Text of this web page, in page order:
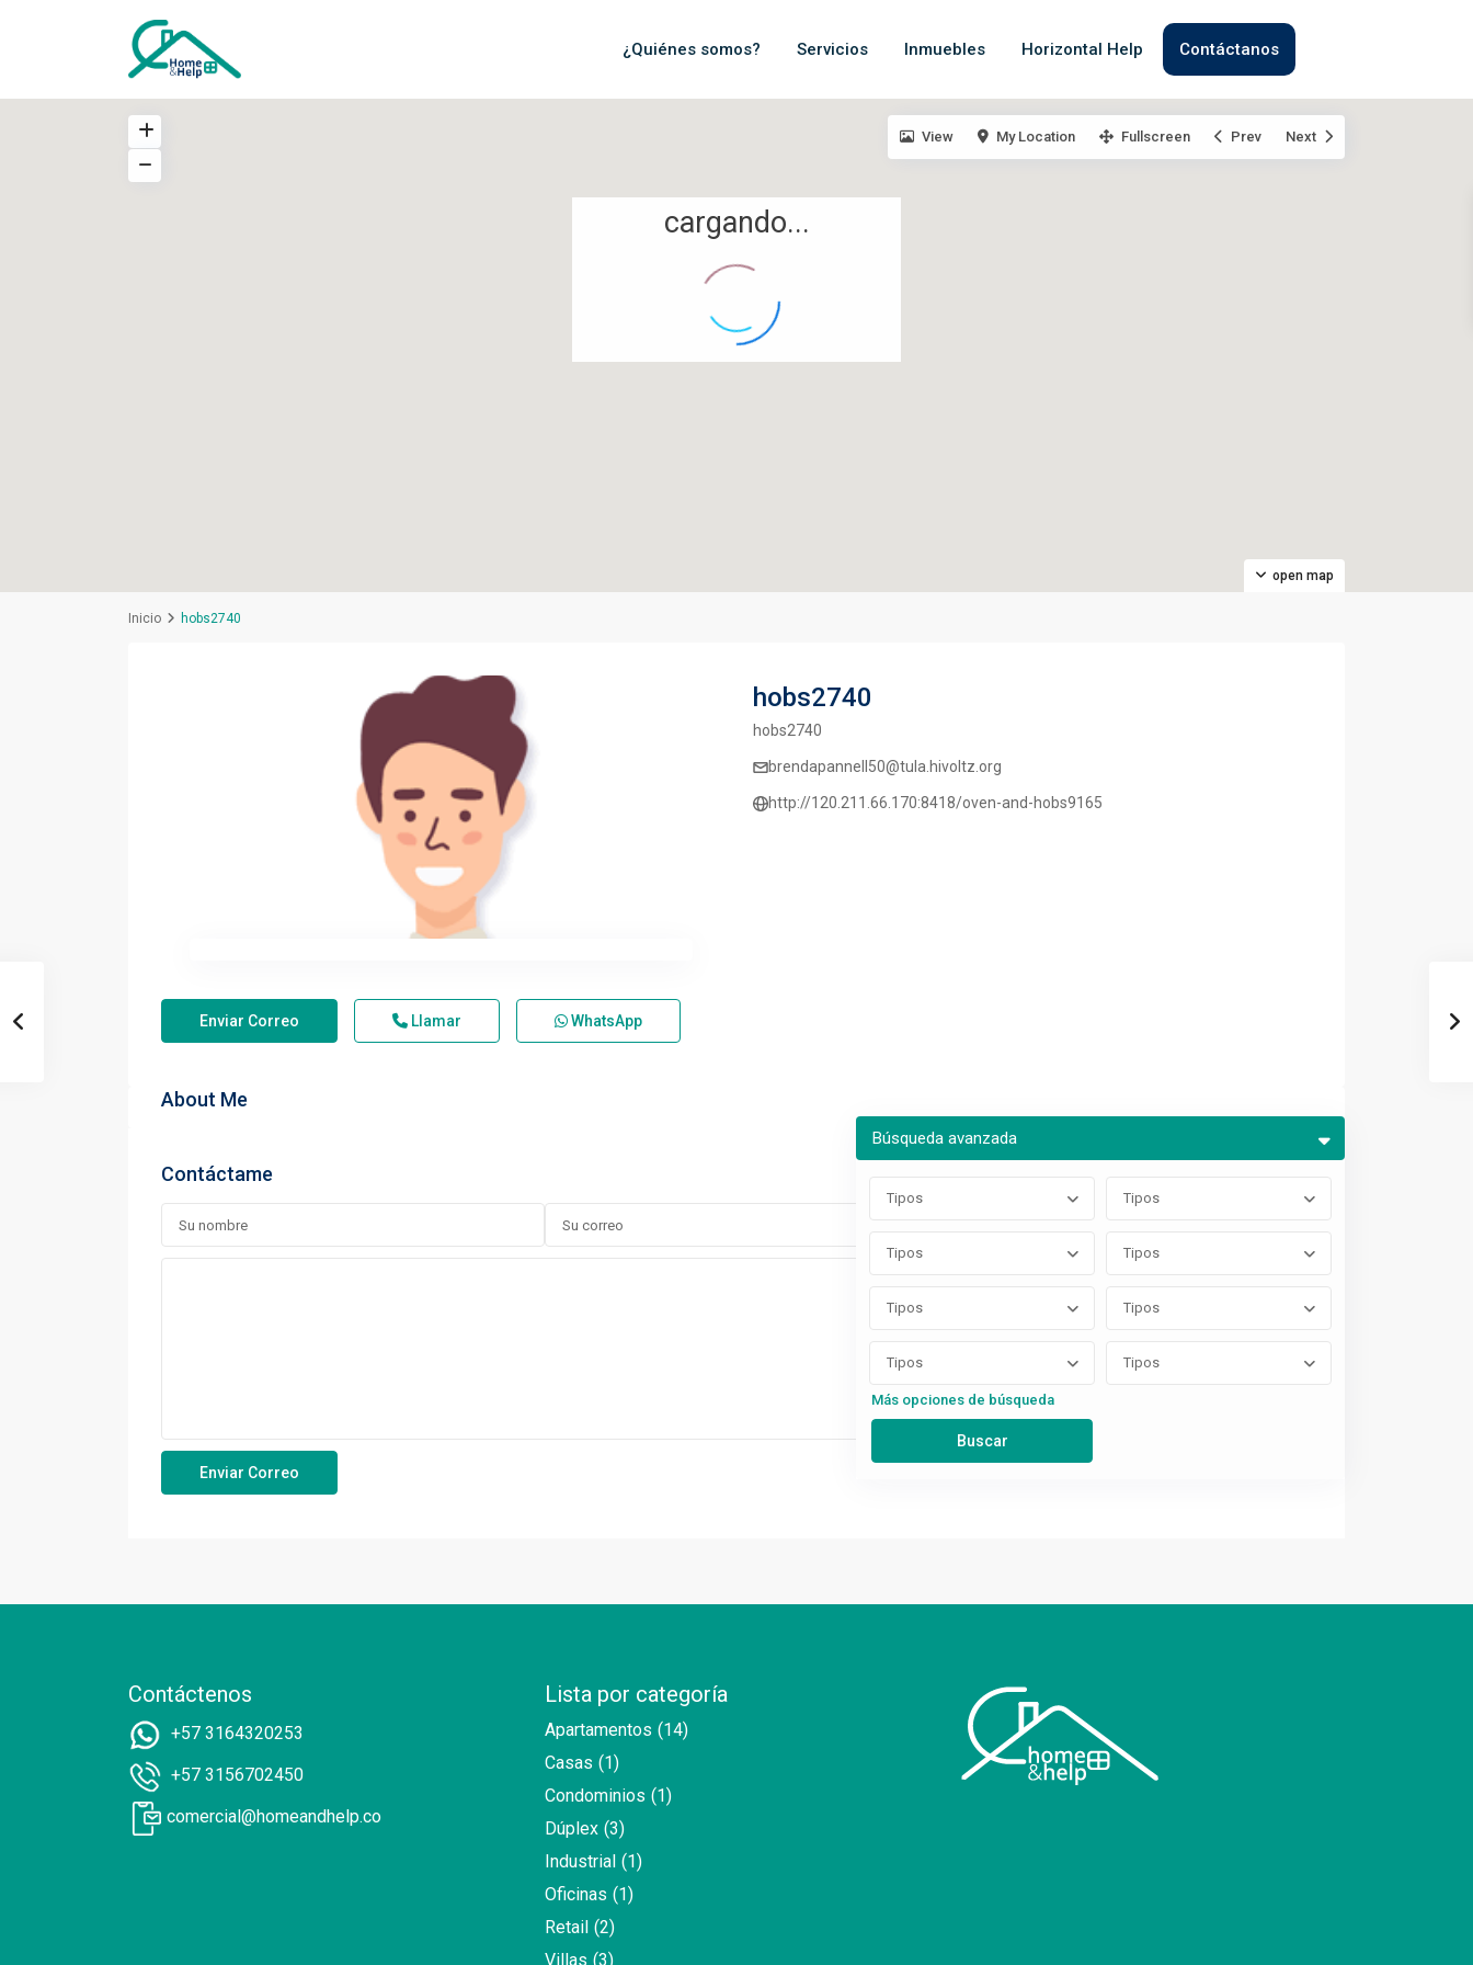
¿Quiénes somos? Servicios Inmuebles Horizontal Help Contáctanos
cargando...
open map
View My Location Fullscreen Prev Next
Búsqueda avanzada
Tipos Tipos
Tipos Tipos
Tipos Tipos
Tipos Tipos
Más opciones de búsqueda
Inicio hobs2740
hobs2740
hobs2740
brendapannell50@tula.hivoltz.org
http://120.211.66.170:8418/oven-and-hobs9165
Enviar Correo Llamar WhatsApp
About Me
Contáctame
Contáctenos
+57 3164320253
+57 3156702450
comercial@homeandhelp.co
Lista por categoría
Apartamentos (14)
Casas (1)
Condominios (1)
Dúplex (3)
Industrial (1)
Oficinas (1)
Retail (2)
Villas (3)